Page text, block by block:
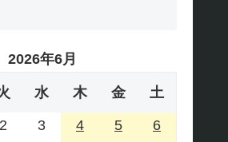
2026年6月
水 木 金 土
2 3 4 5
6